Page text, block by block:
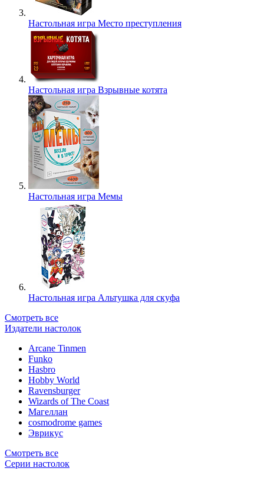
Настольная игра Место преступления
Настольная игра Взрывные котята
Настольная игра Мемы
Настольная игра Альтушка для скуфа
Смотреть все
Издатели настолок
Arcane Tinmen
Funko
Hasbro
Hobby World
Ravensburger
Wizards of The Coast
Магеллан
сosmodrome games
Эврикус
Смотреть все
Серии настолок